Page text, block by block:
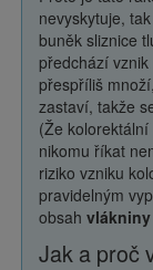
nevyskytuje,
buněk sliznice
předchází
přespříliš
zastaví, takže
(Že
nikomu říkat
riziko vzniku
pravidelným
obsah
Jak a proč